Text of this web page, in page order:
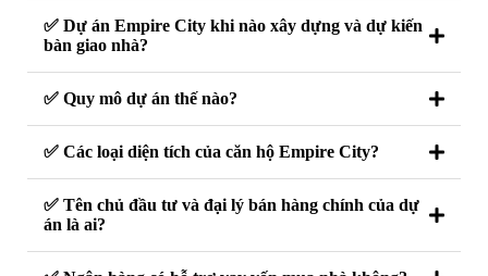
✅ Dự án Empire City khi nào xây dựng và dự kiến
bàn giao nhà?
✅ Quy mô dự án thế nào?
✅ Các loại diện tích của căn hộ Empire City?
✅ Tên chủ đầu tư và đại lý bán hàng chính của dự
án là ai?